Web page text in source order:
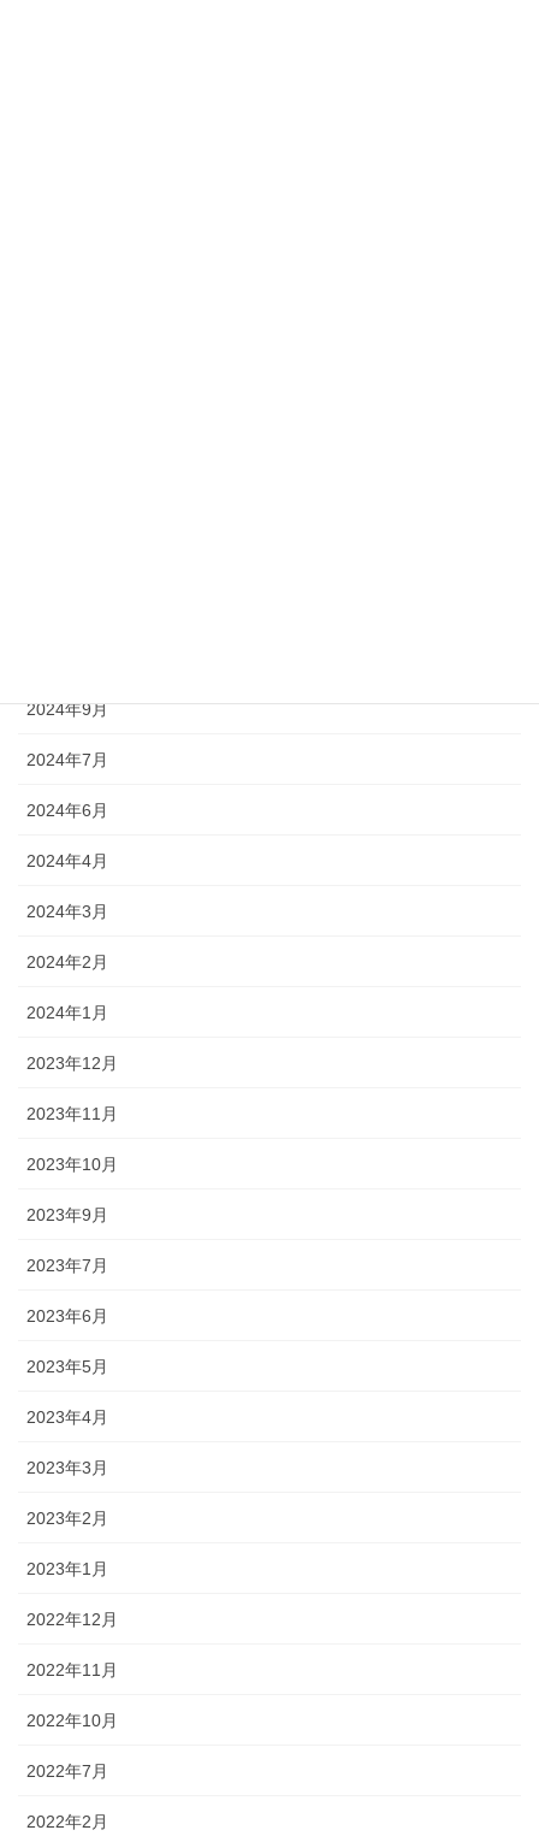
2024年9月
2024年7月
2024年6月
2024年4月
2024年3月
2024年2月
2024年1月
2023年12月
2023年11月
2023年10月
2023年9月
2023年7月
2023年6月
2023年5月
2023年4月
2023年3月
2023年2月
2023年1月
2022年12月
2022年11月
2022年10月
2022年7月
2022年2月